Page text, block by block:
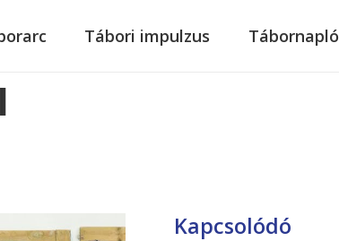
Tábori impulzus Tábornapló
Kapcsolódó